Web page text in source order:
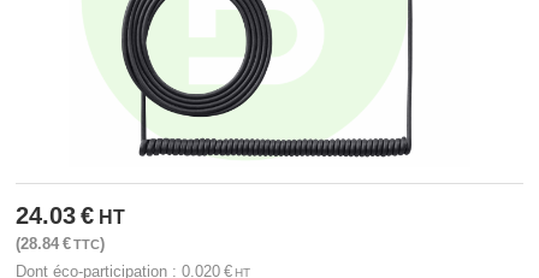
24.03 € HT
28.84 €TTC
Dont éco-participation :0.020 € HT